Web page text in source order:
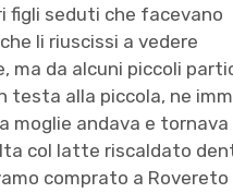
figli seduti che facevano
li riuscissi a vedere
da alcuni piccoli
testa alla piccola, ne
moglie andava e tornava
col latte riscaldato
comprato a